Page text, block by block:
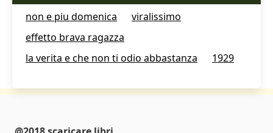
non e piu domenica
viralissimo
effetto brava ragazza
la verita e che non ti odio abbastanza
1929